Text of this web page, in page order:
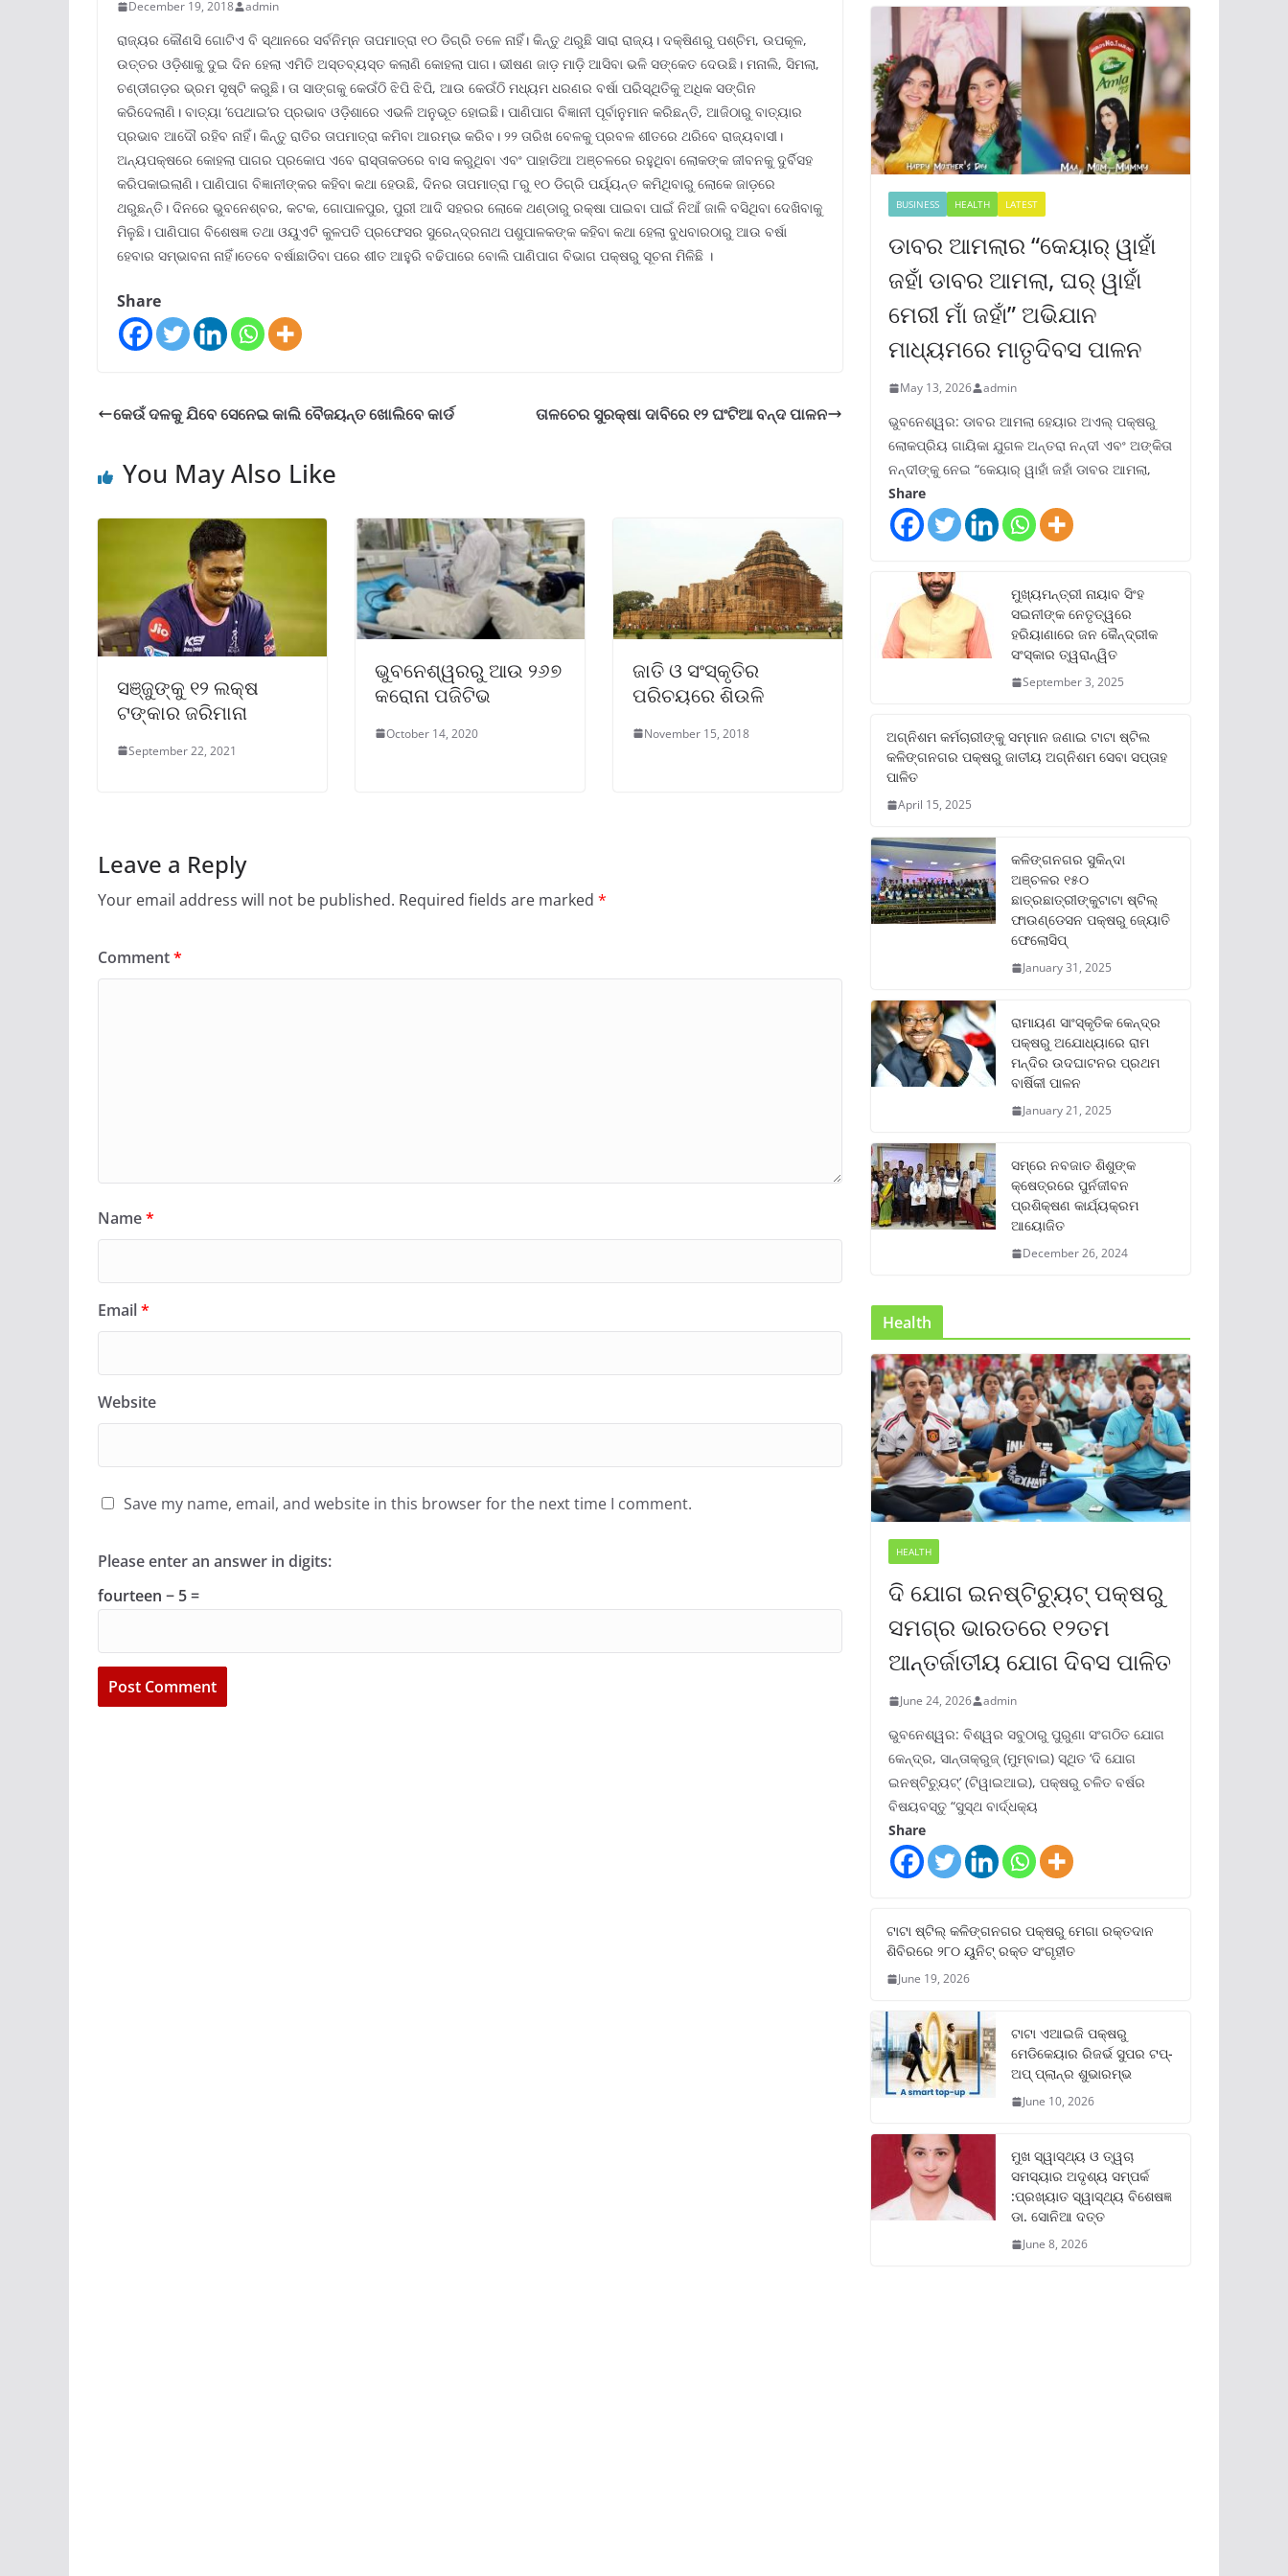
December 19, 2018 admin
ରାଜ୍ୟର କୌଣସି ଗୋଟିଏ ବି ସ୍ଥାନରେ ସର୍ବନିମ୍ନ ତାପମାତ୍ରା ୧୦ ଡିଗ୍ରି ତଳେ ନାହିଁ। କିନ୍ତୁ ଥରୁଛି ସାରା ରାଜ୍ୟ। ଦକ୍ଷିଣରୁ ପଶ୍ଚିମ, ଉପକୂଳ,
ଉତ୍ତର ଓଡ଼ିଶାକୁ ଦୁଇ ଦିନ ହେଲା ଏମିତି ଅସ୍ତବ୍ୟସ୍ତ କଲାଣି କୋହଲା ପାଗ। ଭୀଷଣ ଜାଡ଼ ମାଡ଼ି ଆସିବା ଭଳି ସଙ୍କେତ ଦେଉଛି। ମନାଲି, ସିମଲା,
ଚଣ୍ଡୀଗଡ଼ର ଭ୍ରମ ସୃଷ୍ଟି କରୁଛି। ତା ସାଙ୍ଗକୁ କେଉଁଠି ଝିପି ଝିପି, ଆଉ କେଉଁଠି ମଧ୍ୟମ ଧରଣର ବର୍ଷା ପରିସ୍ଥିତିକୁ ଅଧିକ ସଙ୍ଗିନ
କରିଦେଲାଣି। ବାତ୍ୟା ‘ପେଥାଇ’ର ପ୍ରଭାବ ଓଡ଼ିଶାରେ ଏଭଳି ଅନୁଭୂତ ହୋଇଛି। ପାଣିପାଗ ବିଜ୍ଞାନୀ ପୂର୍ବାନୁମାନ କରିଛନ୍ତି, ଆଜିଠାରୁ ବାତ୍ୟାର
ପ୍ରଭାବ ଆଦୌ ରହିବ ନାହିଁ। କିନ୍ତୁ ରାତିର ତାପମାତ୍ରା କମିବା ଆରମ୍ଭ କରିବ। ୨୨ ତାରିଖ ବେଳକୁ ପ୍ରବଳ ଶୀତରେ ଥରିବେ ରାଜ୍ୟବାସୀ।
ଅନ୍ୟପକ୍ଷରେ କୋହଲା ପାଗର ପ୍ରକୋପ ଏବେ ରାସ୍ତାକଡରେ ବାସ କରୁଥିବା ଏବଂ ପାହାଡିଆ ଅଞ୍ଚଳରେ ରହୁଥିବା ଲୋକଙ୍କ ଜୀବନକୁ ଦୁର୍ବିସହ
କରିପକାଇଲାଣି। ପାଣିପାଗ ବିଜ୍ଞାନୀଙ୍କର କହିବା କଥା ହେଉଛି, ଦିନର ତାପମାତ୍ରା ୮ରୁ ୧୦ ଡିଗ୍ରି ପର୍ୟ୍ୟନ୍ତ କମିଥିବାରୁ ଲୋକେ ଜାଡ଼ରେ
ଥରୁଛନ୍ତି। ଦିନରେ ଭୁବନେଶ୍ବର, କଟକ, ଗୋପାଳପୁର, ପୁରୀ ଆଦି ସହରର ଲୋକେ ଥଣ୍ଡାରୁ ରକ୍ଷା ପାଇବା ପାଇଁ ନିଆଁ ଜାଳି ବସିଥିବା ଦେଖିବାକୁ
ମିଳୁଛି। ପାଣିପାଗ ବିଶେଷଜ୍ଞ ତଥା ଓୟୁଏଟି କୁଳପତି ପ୍ରଫେସର ସୁରେନ୍ଦ୍ରନାଥ ପଶୁପାଳକଙ୍କ କହିବା କଥା ହେଲା ବୁଧବାରଠାରୁ ଆଉ ବର୍ଷା
ହେବାର ସମ୍ଭାବନା ନାହିଁ।ତେବେ ବର୍ଷାଛାଡିବା ପରେ ଶୀତ ଆହୁରି ବଢିପାରେ ବୋଲି ପାଣିପାଗ ବିଭାଗ ପକ୍ଷରୁ ସୂଚନା ମିଳିଛି ।
Share
କେଉଁ ଦଳକୁ ଯିବେ ସେନେଇ କାଲି ବୈଜୟନ୍ତ ଖୋଲିବେ କାର୍ଡ ତାଳଚେର ସୁରକ୍ଷା ଦାବିରେ ୧୨ ଘଂଟିଆ ବନ୍ଦ ପାଳନ
You May Also Like
ସଞ୍ଜୁଙ୍କୁ ୧୨ ଲକ୍ଷ
ଟଙ୍କାର ଜରିମାନା
September 22, 2021
ଭୁବନେଶ୍ୱରରୁ ଆଉ ୨୬୭
କରୋନା ପଜିଟିଭ
October 14, 2020
ଜାତି ଓ ସଂସ୍କୃତିର
ପରିଚୟରେ ଶିଉଳି
November 15, 2018
Leave a Reply
Your email address will not be published. Required fields are marked *
Comment*
Name*
Email*
Website
Save my name, email, and website in this browser for the next time I comment.
Please enter an answer in digits:
fourteen − 5 =
BUSINESS HEALTH LATEST
ଡାବର ଆମଲାର “କେୟାର୍ ୱାହାଁ
ଜହାଁ ଡାବର ଆମଲା, ଘର୍ ୱାହାଁ
ମେରୀ ମାଁ ଜହାଁ” ଅଭିଯାନ
ମାଧ୍ୟମରେ ମାତୃଦିବସ ପାଳନ
May 13, 2026 admin
ଭୁବନେଶ୍ୱର: ଡାବର ଆମଲା ହେୟାର ଅଏଲ୍ ପକ୍ଷରୁ
ଲୋକପ୍ରିୟ ଗାୟିକା ଯୁଗଳ ଅନ୍ତରା ନନ୍ଦୀ ଏବଂ ଅଙ୍କିତା
ନନ୍ଦୀଙ୍କୁ ନେଇ “କେୟାର୍ ୱାହାଁ ଜହାଁ ଡାବର ଆମଲା,
Share
ମୁଖ୍ୟମନ୍ତ୍ରୀ ନାୟାବ ସିଂହ
ସଇନୀଙ୍କ ନେତୃତ୍ୱରେ
ହରିୟାଣାରେ ଜନ କୈନ୍ଦ୍ରୀକ
ସଂସ୍କାର ତ୍ୱରାନ୍ୱିତ
September 3, 2025
ଅଗ୍ନିଶମ କର୍ମଚାରୀଙ୍କୁ ସମ୍ମାନ ଜଣାଇ ଟାଟା ଷ୍ଟିଲ
କଳିଙ୍ଗନଗର ପକ୍ଷରୁ ଜାତୀୟ ଅଗ୍ନିଶମ ସେବା ସପ୍ତାହ
ପାଳିତ
April 15, 2025
କଳିଙ୍ଗନଗର ସୁକିନ୍ଦା
ଅଞ୍ଚଳର ୧୫୦
ଛାତ୍ରଛାତ୍ରୀଙ୍କୁଟାଟା ଷ୍ଟିଲ୍
ଫାଉଣ୍ଡେସନ ପକ୍ଷରୁ ଜ୍ୟୋତି
ଫେଲୋସିପ୍‌
January 31, 2025
ରାମାୟଣ ସାଂସ୍କୃତିକ କେନ୍ଦ୍ର
ପକ୍ଷରୁ ଅଯୋଧ୍ୟାରେ ରାମ
ମନ୍ଦିର ଉଦଘାଟନର ପ୍ରଥମ
ବାର୍ଷିକୀ ପାଳନ
January 21, 2025
ସମ୍‌ରେ ନବଜାତ ଶିଶୁଙ୍କ
କ୍ଷେତ୍ରରେ ପୁର୍ନଜୀବନ
ପ୍ରଶିକ୍ଷଣ କାର୍ଯ୍ୟକ୍ରମ
ଆୟୋଜିତ
December 26, 2024
Health
HEALTH
ଦି ଯୋଗ ଇନଷ୍ଟିଚ୍ୟୁଟ୍ ପକ୍ଷରୁ
ସମଗ୍ର ଭାରତରେ ୧୨ତମ
ଆନ୍ତର୍ଜାତୀୟ ଯୋଗ ଦିବସ ପାଳିତ
June 24, 2026 admin
ଭୁବନେଶ୍ୱର: ବିଶ୍ୱର ସବୁଠାରୁ ପୁରୁଣା ସଂଗଠିତ ଯୋଗ
କେନ୍ଦ୍ର, ସାନ୍ତାକ୍ରୁଜ୍ (ମୁମ୍ବାଇ) ସ୍ଥିତ ‘ଦି ଯୋଗ
ଇନଷ୍ଟିଚ୍ୟୁଟ୍‌’ (ଟିୱାଇଆଇ), ପକ୍ଷରୁ ଚଳିତ ବର୍ଷର
ବିଷୟବସ୍ତୁ “ସୁସ୍ଥ ବାର୍ଦ୍ଧକ୍ୟ
Share
ଟାଟା ଷ୍ଟିଲ୍‌ କଳିଙ୍ଗନଗର ପକ୍ଷରୁ ମେଗା ରକ୍ତଦାନ
ଶିବିରରେ ୨୮୦ ୟୁନିଟ୍‌ ରକ୍ତ ସଂଗୃହୀତ
June 19, 2026
ଟାଟା ଏଆଇଜି ପକ୍ଷରୁ
ମେଡିକେୟାର ରିଜର୍ଭ ସୁପର ଟପ୍‌-
ଅପ୍ ପ୍ଲାନ୍‌ର ଶୁଭାରମ୍ଭ
June 10, 2026
ମୁଖ ସ୍ୱାସ୍ଥ୍ୟ ଓ ତ୍ୱଚା
ସମସ୍ୟାର ଅଦୃଶ୍ୟ ସମ୍ପର୍କ
:ପ୍ରଖ୍ୟାତ ସ୍ୱାସ୍ଥ୍ୟ ବିଶେଷଜ୍ଞ
ଡା. ସୋନିଆ ଦତ୍ତ
June 8, 2026